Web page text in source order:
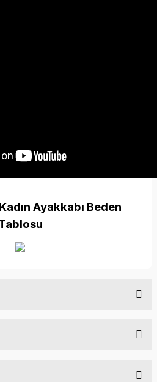
Ayakkabı Beden